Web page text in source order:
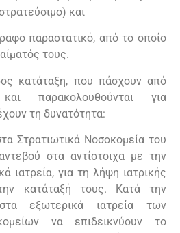
και
παραστατικό, από το οποίο
τους.
κατάταξη, που πάσχουν από
παρακολουθούνται για
τη δυνατότητα:
Στρατιωτικά Νοσοκομεία του
στα αντίστοιχα με την
ιατρεία, για τη λήψη ιατρικής
κατάταξή τους. Κατά την
εξωτερικά ιατρεία των
να επιδεικνύουν το